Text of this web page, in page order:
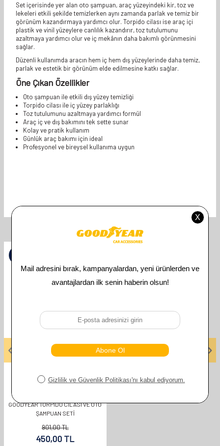
Set içerisinde yer alan oto şampuan, araç yüzeyindeki kir, toz ve
lekeleri etkili şekilde temizlerken aynı zamanda parlak ve temiz bir
görünüm kazandırmaya yardımcı olur. Torpido cilası ise araç içi
plastik ve vinil yüzeylere canlılık kazandırır, toz tutulumunu
azaltmaya yardımcı olur ve iç mekânın daha bakımlı görünmesini
sağlar.
Düzenli kullanımda aracın hem iç hem dış yüzeylerinde daha temiz,
parlak ve estetik bir görünüm elde edilmesine katkı sağlar.
Öne Çıkan Özellikler
Oto şampuan ile etkili dış yüzey temizliği
Torpido cilası ile iç yüzey parlaklığı
Toz tutulumunu azaltmaya yardımcı formül
Araç iç ve dış bakımını tek sette sunar
Kolay ve pratik kullanım
Günlük araç bakımı için ideal
Profesyonel ve bireysel kullanıma uygun
İlgili Ürünler
GOODYEAR
GOODYEAR TORPIDO CILASI VE OTO
ŞAMPUAN SETI
901,00TL
450,00 TL